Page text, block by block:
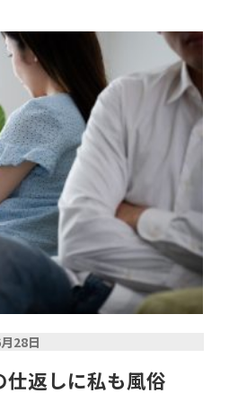
28日
仕返しに私も風俗